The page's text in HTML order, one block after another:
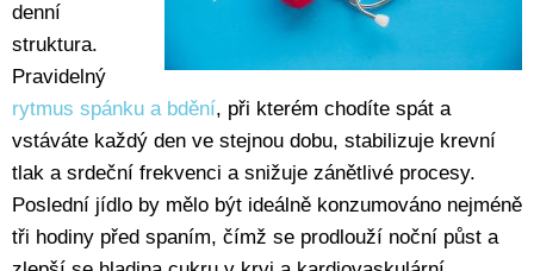
denní
struktura.
Pravidelný
rytmus spánku a bdění, při kterém chodíte spát a
vstáváte každý den ve stejnou dobu, stabilizuje krevní
tlak a srdeční frekvenci a snižuje zánětlivé procesy.
Poslední jídlo by mělo být ideálně konzumováno nejméně
tři hodiny před spaním, čímž se prodlouží noční půst a